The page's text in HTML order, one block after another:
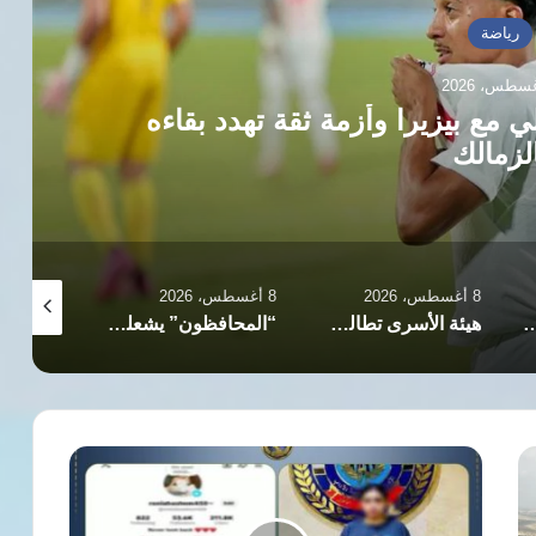
رياضة
بيزيرا وأزمة ثقة تهدد بقاءه
بين التحديات الأمنية والغموض السياسي
8 أغسطس، 2026
هيئة الأسرى تطالب الصليب الأحمر بموقف ضد تمديد منع زيارة المعتقلين
8 أغسطس، 2026
“المحافظون” يشعلون الصراع السياسي ويستهدفون السكن الاجتماعي والمهاجرين في بريطانيا
ضبط